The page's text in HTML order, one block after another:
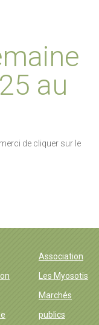
au
de cliquer sur le
Association
Les Myosotis
Marchés
publics